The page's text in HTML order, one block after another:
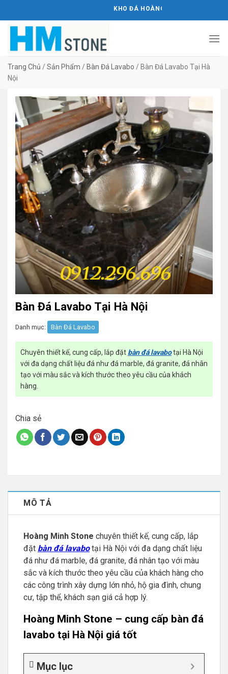
qua
KHO ĐÁ HOÀNG MINH STONE
Trang Chủ / Sản Phẩm / Bàn Đá Lavabo / Bàn Đá Lavabo Tại Hà
Nội
Bàn Đá Lavabo Tại Hà Nội
Danh mục: Bàn Đá Lavabo
Chuyên thiết kế, cung cấp, lắp đặt bàn đá lavabotại Hà Nội
với đa dạng chất liệu đá như đá marble, đá granite, đá nhân
tạo với màu sắc và kích thước theo yêu cầu của khách
hàng.
Chia sẻ
MÔ TẢ
Hoàng Minh Stone chuyên thiết kế, cung cấp, lắp
đặt bàn đá lavabotại Hà Nội với đa dạng chất liệu
đá như đá marble, đá granite, đá nhân tạo với màu
sắc và kích thước theo yêu cầu của khách hàng cho
các công trình xây dựng lớn nhỏ, hộ gia đình, chung
cư, tập thể, khách sạn giá cả hợp lý.
Hoàng Minh Stone – cung cấp bàn đá
lavabo tại Hà Nội giá tốt
Mục lục